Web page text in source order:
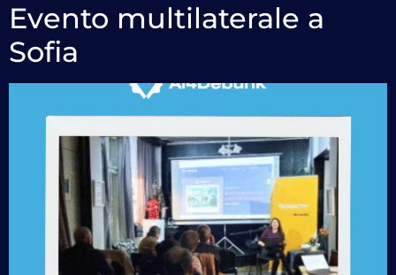
Evento multilaterale a
Sofia